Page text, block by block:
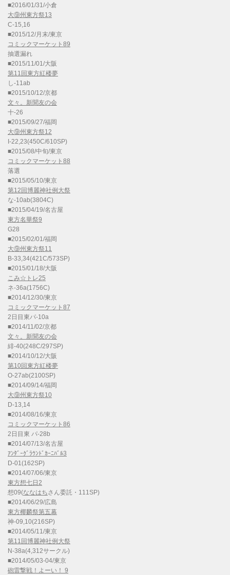
■2016/01/31/小倉
大⑨州東方祭13
C-15,16
■2015/12/月末/東京
コミックマーケット89
抽選漏れ
■2015/11/01/大阪
第11回東方紅楼夢
し-11ab
■2015/10/12/京都
文々。新聞友の会
十-26
■2015/09/27/福岡
大⑨州東方祭12
I-22,23(450C/610SP)
■2015/08/中旬/東京
コミックマーケット88
落選
■2015/05/10/東京
第12回博麗神社例大祭
な-10ab(3804C)
■2015/04/19/名古屋
東方名華祭9
G28
■2015/02/01/福岡
大⑨州東方祭11
B-33,34(421C/573SP)
■2015/01/18/大阪
こみ☆トレ25
ネ-36a(1756C)
■2014/12/30/東京
コミックマーケット87
2日目東パ-10a
■2014/11/02/京都
文々。新聞友の会
緋-40(248C/297SP)
■2014/10/12/大阪
第10回東方紅楼夢
O-27ab(2100SP)
■2014/09/14/福岡
大⑨州東方祭10
D-13,14
■2014/08/16/東京
コミックマーケット86
2日目東 パ-28b
■2014/07/13/名古屋
ｱﾝﾀﾞｰｸﾞﾗｳﾝﾄﾞｶｰﾆﾊﾞﾙ3
D-01(162SP)
■2014/07/06/東京
東方想七日2
想09(ななはちさん委託・111SP)
■2014/06/29/広島
東方椰麟祭第五幕
神-09,10(216SP)
■2014/05/11/東京
第11回博麗神社例大祭
N-38a(4,312サークル)
■2014/05/03-04/東京
砲雷撃戦！よーい！ 9